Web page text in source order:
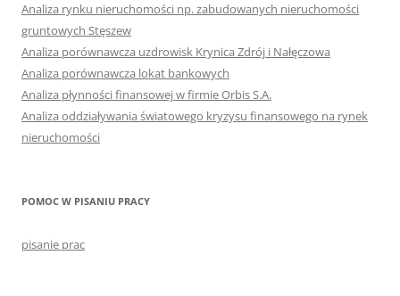
Analiza rynku nieruchomości np. zabudowanych nieruchomości
gruntowych Stęszew
Analiza porównawcza uzdrowisk Krynica Zdrój i Nałęczowa
Analiza porównawcza lokat bankowych
Analiza płynności finansowej w firmie Orbis S.A.
Analiza oddziaływania światowego kryzysu finansowego na rynek
nieruchomości
POMOC W PISANIU PRACY
pisanie prac